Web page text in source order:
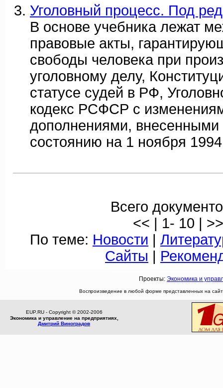
Уголовный процесс. Под
В основе учебника лежат
правовые акты,
свободы человека при
уголовному делу,
статусе судей в РФ,
кодекс РСФСР с
дополнениями, внесенными
состоянию на 1 ноября
Всего
<< | 1- 10 | >>
По теме: Новости |
Сайты |
Проекты: Экономика и
Воспроизведение в любой форме представленных на
EUP.RU - Copyright © 2002-2006
Экономика и управление на предприятиях,
Дмитрий Виноградов